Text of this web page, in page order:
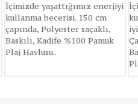
İçimizde yaşattığımız enerjiyi
kullanma becerisi. 150 cm
çapında, Polyester saçaklı,
Baskılı, Kadife %100 Pamuk
Plaj Havlusu..